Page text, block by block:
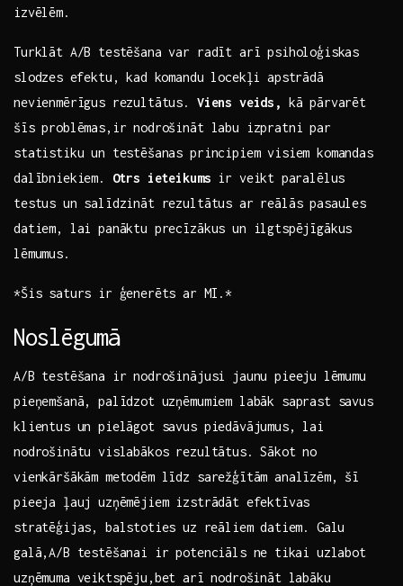
izvēlēm.
Turklāt A/B testēšana‍ var radīt ‍arī‍ psiholoģiskas
slodzes⁢ efektu, ‌kad komandu locekļi apstrādā
nevienmērīgus rezultātus. Viens veids, ‌kā pārvarēt
šīs problēmas,ir nodrošināt labu izpratni‌ par
‍statistiku un testēšanas principiem visiem ‌komandas
dalībniekiem. Otrs ‍ieteikums ir veikt ⁤paralēlus
testus un salīdzināt rezultātus ‌ar reālās pasaules
datiem, lai panāktu precīzākus ​un ilgtspējīgākus
lēmumus.
*Šis‌ saturs ir ​ģenerēts ar‍ MI.*
Noslēgumā
A/B testēšana ir nodrošinājusi​ jaunu pieeju ⁤lēmumu
pieņemšanā, palīdzot uzņēmumiem labāk saprast savus
klientus un pielāgot savus piedāvājumus, lai
nodrošinātu‌ vislabākos rezultātus. Sākot no
vienkāršākām metodēm​ līdz sarežģītām analīzēm, šī
pieeja ļauj uzņēmējiem izstrādāt efektīvas
stratēģijas, ‌balstoties ⁢uz reāliem datiem. Galu
galā,A/B testēšanai ir potenciāls ne⁤ tikai ‍uzlabot
uzņēmuma veiktspēju,bet⁢ arī nodrošināt labāku